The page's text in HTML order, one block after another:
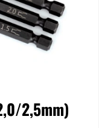
2,5mm)